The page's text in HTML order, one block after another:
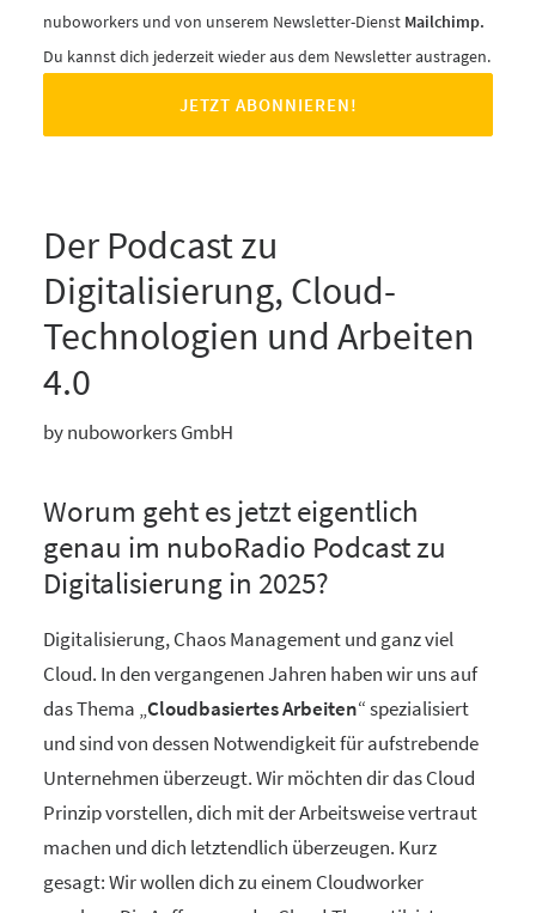
nuboworkers und von unserem Newsletter-Dienst Mailchimp.
Du kannst dich jederzeit wieder aus dem Newsletter austragen.
Der Podcast zu
Digitalisierung, Cloud-
Technologien und Arbeiten
4.0
by nuboworkers GmbH
Worum geht es jetzt eigentlich
genau im nuboRadio Podcast zu
Digitalisierung in 2025?
Digitalisierung, Chaos Management und ganz viel
Cloud. In den vergangenen Jahren haben wir uns auf
das Thema „Cloudbasiertes Arbeiten“ spezialisiert
und sind von dessen Notwendigkeit für aufstrebende
Unternehmen überzeugt. Wir möchten dir das Cloud
Prinzip vorstellen, dich mit der Arbeitsweise vertraut
machen und dich letztendlich überzeugen. Kurz
gesagt: Wir wollen dich zu einem Cloudworker